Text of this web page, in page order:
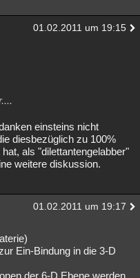
01.02.2011 um 19:15
einsteins nicht
diesbezüglich zu 100%
als "dilettantengelabber"
weitere diskussion.
01.02.2011 um 19:17
Ein-Bindung in die 3-D
der 6-D Ebene werden